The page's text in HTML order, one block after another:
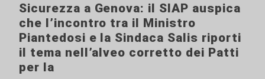
Sicurezza a Genova: il SIAP auspica
che l’incontro tra il Ministro
Piantedosi e la Sindaca Salis riporti
il tema nell’alveo corretto dei Patti
per la